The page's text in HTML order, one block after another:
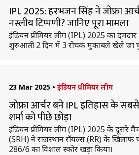
IPL 2025: हरभजन सिंह ने जोफ्रा
नस्लीय टिप्पणी? जानिए पूरा मामला
इंडियन प्रीमियर लीग (IPL) 2025 का
शुरुआती 2 दिन में 3 रोचक मुकाबले खेले जा
23 Mar 2025 • इंडियन प्रीमियर लीग
जोफ्रा आर्चर बने IPL इतिहास के
शर्मा को पीछे छोड़ा
इंडियन प्रीमियर लीग (IPL) 2025 के दूसरे
(SRH) ने राजस्थान रॉयल्स (RR) के
286/6 का विशाल स्कोर खड़ा किया।